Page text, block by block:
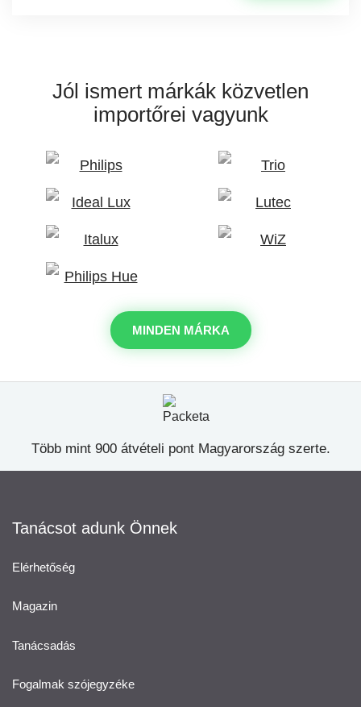
Jól ismert márkák közvetlen
importőrei vagyunk
MINDEN MÁRKA
Több mint 900 átvételi pont Magyarország szerte.
Tanácsot adunk Önnek
Elérhetőség
Magazin
Tanácsadás
Fogalmak szójegyzéke